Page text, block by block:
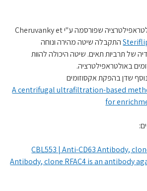
בשימוש בשיטה של אולטראפילטרציה שפורסמה ע"י Cheruvanky et
התקבלה שיטה מהירה ונוחה
של תרביות תאים. שיטה היכולה להוות
באולטראפילטרציה.
נוסף שדן בהפקת אקסוזומים
A centrifugal ultrafiltration-based
for
CBL553 | Anti-CD63 Antibody,
Antibody, clone RFAC4 is an antibody